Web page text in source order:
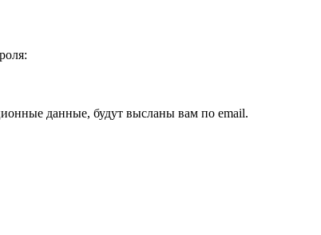
данные, будут высланы вам по email.